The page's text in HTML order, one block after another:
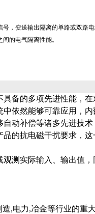
，变送输出隔离的单路或双路
的电气隔离性能。
多项先进性能，在对高
依然能够可靠应用，
自动补偿等诸多先进技术
抗电磁干扰要求，这
实际输入、输出值
,电力,冶金等行业的重